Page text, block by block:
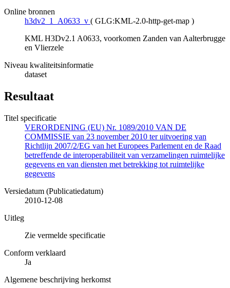
Online bronnen
h3dv2_1_A0633_v ( GLG:KML-2.0-http-get-map )
KML H3Dv2.1 A0633, voorkomen Zanden van Aalterbrugge
en Vlierzele
Niveau kwaliteitsinformatie
dataset
Resultaat
Titel specificatie
VERORDENING (EU) Nr. 1089/2010 VAN DE
COMMISSIE van 23 november 2010 ter uitvoering van
Richtlijn 2007/2/EG van het Europees Parlement en de Raad
betreffende de interoperabiliteit van verzamelingen ruimtelijke
gegevens en van diensten met betrekking tot ruimtelijke
gegevens
Versiedatum (Publicatiedatum)
2010-12-08
Uitleg
Zie vermelde specificatie
Conform verklaard
Ja
Algemene beschrijving herkomst